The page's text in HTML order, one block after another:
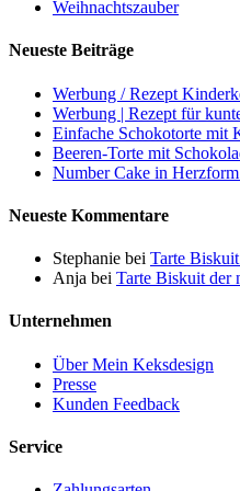
Weihnachtszauber
Neueste Beiträge
Werbung / Rezept
Werbung | Rezept für
Einfache Schokotorte mit
Beeren-Torte mit
Number Cake in
Neueste Kommentare
Stephanie bei Tarte
Anja bei Tarte Biskuit der
Unternehmen
Über Mein Keksdesign
Presse
Kunden Feedback
Service